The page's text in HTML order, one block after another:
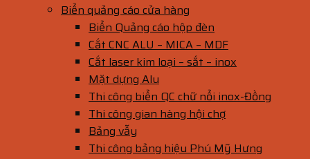
Biển quảng cáo cửa hàng
Biển Quảng cáo hộp đèn
Cắt CNC ALU – MICA – MDF
Cắt laser kim loại – sắt – inox
Mặt dựng Alu
Thi công biển QC chữ nổi inox-Đồng
Thi công gian hàng hội chợ
Bảng vẫy
Thi công bảng hiệu Phú Mỹ Hưng